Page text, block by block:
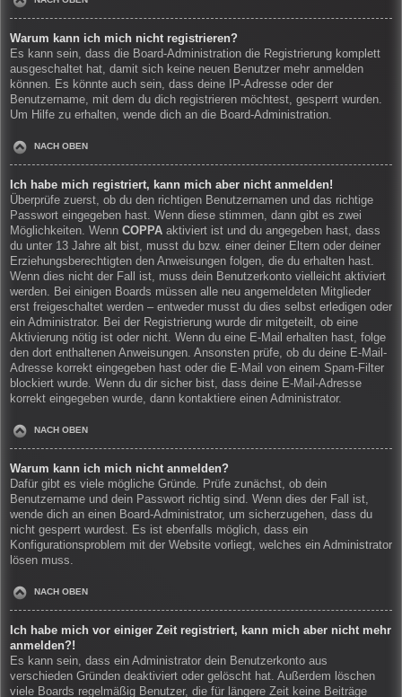
Warum kann ich mich nicht registrieren?
Es kann sein, dass die Board-Administration die Registrierung komplett
ausgeschaltet hat, damit sich keine neuen Benutzer mehr anmelden
können. Es könnte auch sein, dass deine IP-Adresse oder der
Benutzername, mit dem du dich registrieren möchtest, gesperrt wurden.
Um Hilfe zu erhalten, wende dich an die Board-Administration.
NACH OBEN
Ich habe mich registriert, kann mich aber nicht anmelden!
Überprüfe zuerst, ob du den richtigen Benutzernamen und das richtige
Passwort eingegeben hast. Wenn diese stimmen, dann gibt es zwei
Möglichkeiten. Wenn COPPA aktiviert ist und du angegeben hast, dass
du unter 13 Jahre alt bist, musst du bzw. einer deiner Eltern oder deiner
Erziehungsberechtigten den Anweisungen folgen, die du erhalten hast.
Wenn dies nicht der Fall ist, muss dein Benutzerkonto vielleicht aktiviert
werden. Bei einigen Boards müssen alle neu angemeldeten Mitglieder
erst freigeschaltet werden – entweder musst du dies selbst erledigen oder
ein Administrator. Bei der Registrierung wurde dir mitgeteilt, ob eine
Aktivierung nötig ist oder nicht. Wenn du eine E-Mail erhalten hast, folge
den dort enthaltenen Anweisungen. Ansonsten prüfe, ob du deine E-Mail-
Adresse korrekt eingegeben hast oder die E-Mail von einem Spam-Filter
blockiert wurde. Wenn du dir sicher bist, dass deine E-Mail-Adresse
korrekt eingegeben wurde, dann kontaktiere einen Administrator.
NACH OBEN
Warum kann ich mich nicht anmelden?
Dafür gibt es viele mögliche Gründe. Prüfe zunächst, ob dein
Benutzername und dein Passwort richtig sind. Wenn dies der Fall ist,
wende dich an einen Board-Administrator, um sicherzugehen, dass du
nicht gesperrt wurdest. Es ist ebenfalls möglich, dass ein
Konfigurationsproblem mit der Website vorliegt, welches ein Administrator
lösen muss.
NACH OBEN
Ich habe mich vor einiger Zeit registriert, kann mich aber nicht mehr
anmelden?!
Es kann sein, dass ein Administrator dein Benutzerkonto aus
verschieden Gründen deaktiviert oder gelöscht hat. Außerdem löschen
viele Boards regelmäßig Benutzer, die für längere Zeit keine Beiträge